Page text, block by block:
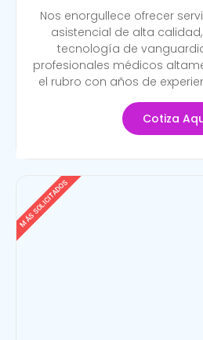
Nos enorgullece ofrecer
asistencial de alta
tecnología de
profesionales médicos
el rubro con años de
Cotiza
MÁS SOLICITADOS